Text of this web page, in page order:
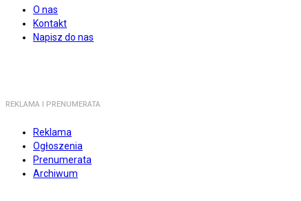
O nas
Kontakt
Napisz do nas
REKLAMA I PRENUMERATA
Reklama
Ogłoszenia
Prenumerata
Archiwum